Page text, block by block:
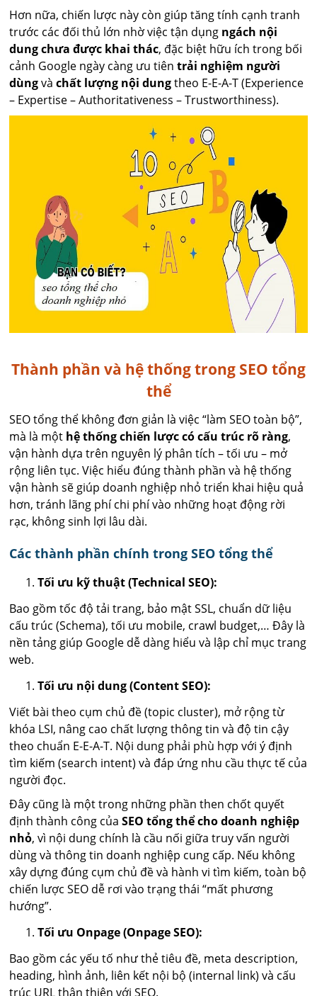
Hơn nữa, chiến lược này còn giúp tăng tính cạnh tranh
trước các đối thủ lớn nhờ việc tận dụng ngách nội
dung chưa được khai thác, đặc biệt hữu ích trong bối
cảnh Google ngày càng ưu tiêntrải nghiệm người
dùngvàchất lượng nội dungtheo E-E-A-T (Experience
– Expertise – Authoritativeness – Trustworthiness).
Thành phần và hệ thống trong SEO tổng
thể
SEO tổng thể không đơn giản là việc “làm SEO toàn bộ”,
mà là một hệ thống chiến lược có cấu trúc rõ ràng,
vận hành dựa trên nguyên lý phân tích – tối ưu – mở
rộng liên tục. Việc hiểu đúng thành phần và hệ thống
vận hành sẽ giúp doanh nghiệp nhỏ triển khai hiệu quả
hơn, tránh lãng phí chi phí vào những hoạt động rời
rạc, không sinh lợi lâu dài.
Các thành phần chính trong SEO tổng thể
Tối ưu kỹ thuật (Technical SEO):
Bao gồm tốc độ tải trang, bảo mật SSL, chuẩn dữ liệu
cấu trúc (Schema), tối ưu mobile, crawl budget,… Đây là
nền tảng giúp Google dễ dàng hiểu và lập chỉ mục trang
web.
Tối ưu nội dung (Content SEO):
Viết bài theo cụm chủ đề (topic cluster), mở rộng từ
khóa LSI, nâng cao chất lượng thông tin và độ tin cậy
theo chuẩn E-E-A-T. Nội dung phải phù hợp với ý định
tìm kiếm (search intent) và đáp ứng nhu cầu thực tế của
người đọc.
Đây cũng là một trong những phần then chốt quyết
định thành công củaSEO tổng thể cho doanh nghiệp
nhỏ, vì nội dung chính là cầu nối giữa truy vấn người
dùng và thông tin doanh nghiệp cung cấp. Nếu không
xây dựng đúng cụm chủ đề và hành vi tìm kiếm, toàn bộ
chiến lược SEO dễ rơi vào trạng thái “mất phương
hướng”.
Tối ưu Onpage (Onpage SEO):
Bao gồm các yếu tố như thẻ tiêu đề, meta description,
heading, hình ảnh, liên kết nội bộ (internal link) và cấu
trúc URL thân thiện với SEO.